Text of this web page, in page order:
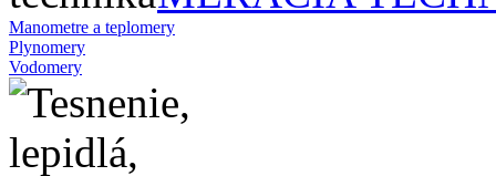
Manometre a teplomery
Plynomery
Vodomery